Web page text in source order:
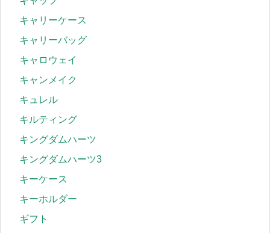
キャリーケース
キャリーバッグ
キャロウェイ
キャンメイク
キュレル
キルティング
キングダムハーツ
キングダムハーツ3
キーケース
キーホルダー
ギフト